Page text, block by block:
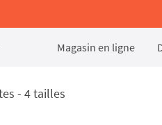
Magasin en ligne
- 4 tailles